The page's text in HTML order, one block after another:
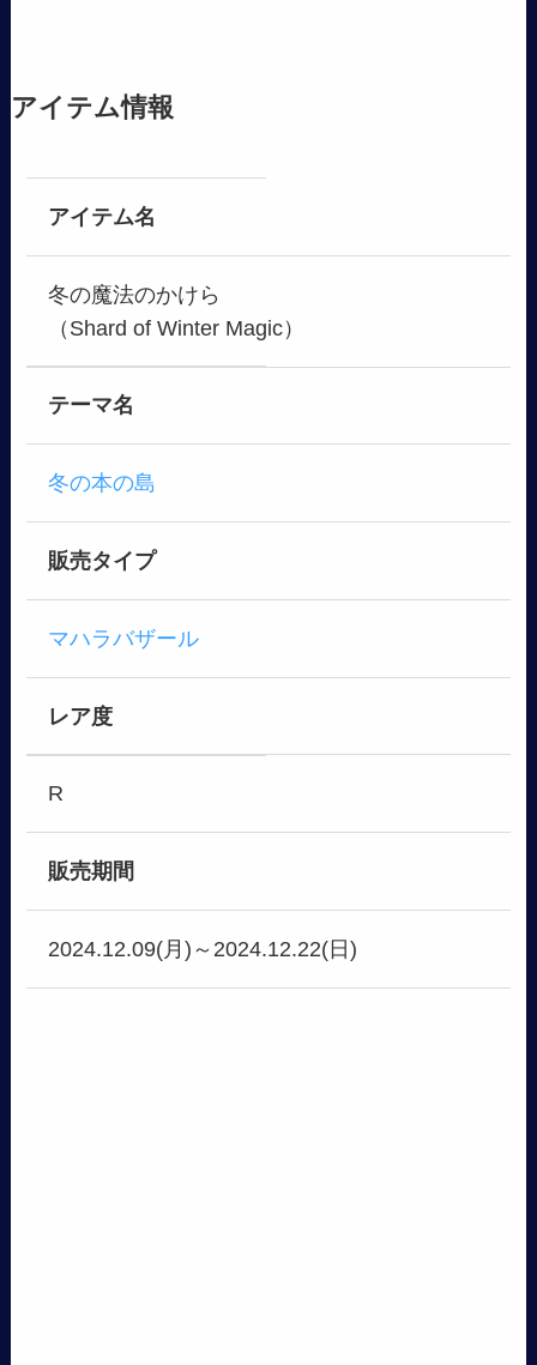
アイテム情報
アイテム名
冬の魔法のかけら
（Shard of Winter Magic）
テーマ名
冬の本の島
販売タイプ
マハラバザール
レア度
R
販売期間
2024.12.09(月)～2024.12.22(日)